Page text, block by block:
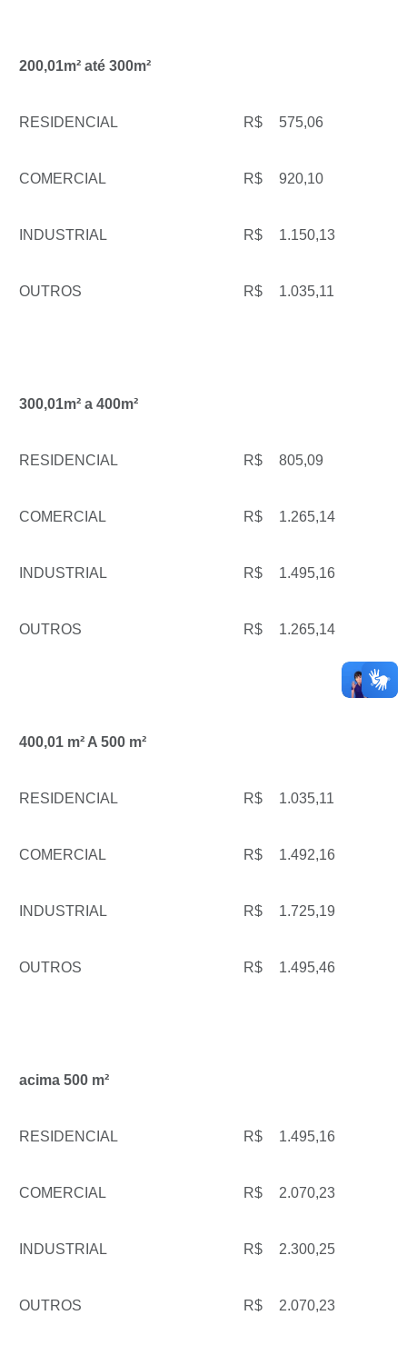
200,01m² até 300m²
RESIDENCIAL R$ 575,06
COMERCIAL R$ 920,10
INDUSTRIAL R$ 1.150,13
OUTROS R$ 1.035,11
300,01m² a 400m²
RESIDENCIAL R$ 805,09
COMERCIAL R$ 1.265,14
INDUSTRIAL R$ 1.495,16
OUTROS R$ 1.265,14
400,01 m² A 500 m²
RESIDENCIAL R$ 1.035,11
COMERCIAL R$ 1.492,16
INDUSTRIAL R$ 1.725,19
OUTROS R$ 1.495,46
acima 500 m²
RESIDENCIAL R$ 1.495,16
COMERCIAL R$ 2.070,23
INDUSTRIAL R$ 2.300,25
OUTROS R$ 2.070,23